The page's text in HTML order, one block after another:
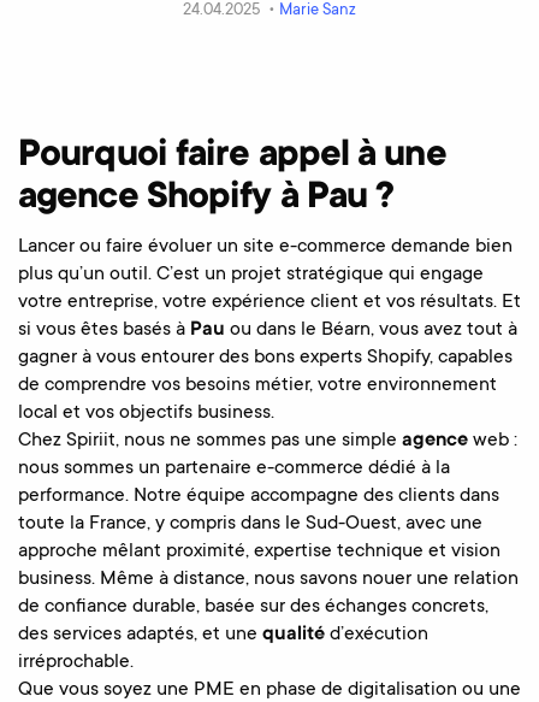
24.04.2025 • Marie Sanz
Pourquoi faire appel à une
agence Shopify à Pau ?
Lancer ou faire évoluer un site e-commerce demande bien
plus qu’un outil. C’est un projet stratégique qui engage
votre entreprise, votre expérience client et vos résultats. Et
si vous êtes basés à Pau ou dans le Béarn, vous avez tout à
gagner à vous entourer des bons experts Shopify, capables
de comprendre vos besoins métier, votre environnement
local et vos objectifs business.
Chez Spiriit, nous ne sommes pas une simple agence web :
nous sommes un partenaire e-commerce dédié à la
performance. Notre équipe accompagne des clients dans
toute la France, y compris dans le Sud-Ouest, avec une
approche mêlant proximité, expertise technique et vision
business. Même à distance, nous savons nouer une relation
de confiance durable, basée sur des échanges concrets,
des services adaptés, et une qualité d’exécution
irréprochable.
Que vous soyez une PME en phase de digitalisation ou une